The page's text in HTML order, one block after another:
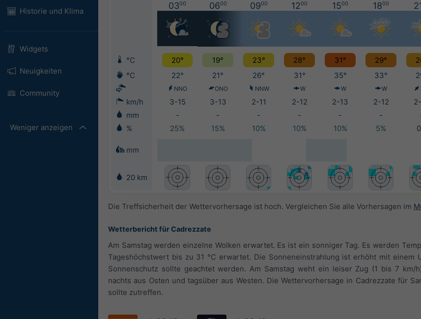
Historie und Klima
Widgets
Neuigkeiten
Community
Weniger anzeigen
0300 0600 0900 1200 1500 1800
°C 20° 19° 23° 28° 31° 29°
°C
22° 21° 26° 31° 35° 33°
NNO ONO NNW W W W
km/h 3-15 3-13 2-11 2-12 2-13 2-12
mm
- - - - - -
%
25% 15% 10% 10% 10% 5%
mm
20 km
Die Treffsicherheit der Wettervorhersage ist hoch. Vergleichen Sie alle Vorhersagen im
Wetterbericht für Cadrezzate
Am Samstag werden einzelne Wolken erwartet. Es ist ein sonniger Tag. Es werden
Tageshöchstwert bis zu 31 °C erwartet. Die Sonneneinstrahlung ist erhöht mit einem
Sonnenschutz sollte geachtet werden. Am Samstag weht ein leiser Zug (1 bis 7 km/
nachts aus Osten und tagsüber aus Westen. Die Wettervorhersage in Cadrezzate für
sollte zutreffen.